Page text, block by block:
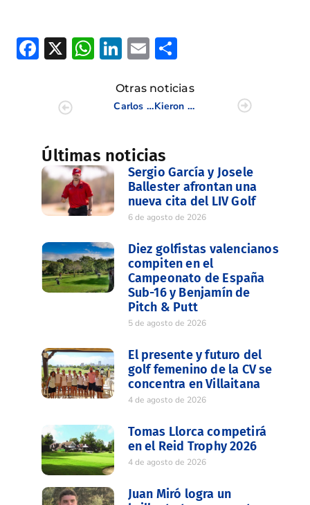
Facebook
X WhatsApp
LinkedIn
Email
Otras noticias
Carlos Aguilar gana la Gran Final del Peugeot Tour en Sevilla
Kieron Fowler y Ana Bondía triunfan en Bonalba Golf
Últimas noticias
Sergio García y Josele
Ballester afrontan una
nueva cita del LIV Golf
6 de agosto de 2026
Diez golfistas valencianos
compiten en el
Campeonato de España
Sub-16 y Benjamín de
Pitch & Putt
5 de agosto de 2026
El presente y futuro del
golf femenino de la CV se
concentra en Villaitana
4 de agosto de 2026
Tomas Llorca competirá
en el Reid Trophy 2026
4 de agosto de 2026
Juan Miró logra un